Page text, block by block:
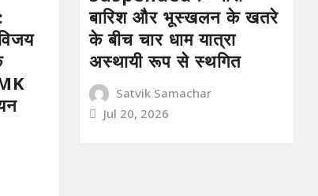
बारिश और भूस्खलन के खतरे
के बीच चार धाम यात्रा
अस्थायी रूप से स्थगित
Satvik Samachar
Jul 20, 2026